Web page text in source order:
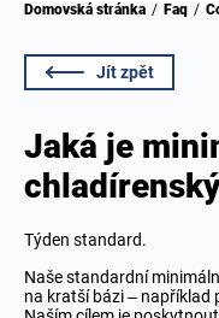
Domovská stránka / Faq /
Jít zpět
Jaká je
Týden standard.
Naše standardní
na kratší bázi – například